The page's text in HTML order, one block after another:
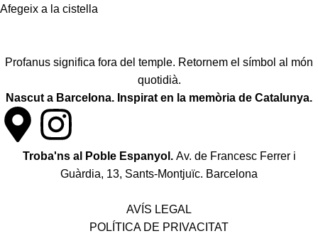
Afegeix a la cistella
Profanus significa fora del temple. Retornem el símbol al món
quotidià.
Nascut a Barcelona. Inspirat en la memòria de Catalunya.
Troba'ns al Poble Espanyol. Av. de Francesc Ferrer i
Guàrdia, 13, Sants-Montjuïc. Barcelona
AVÍS LEGAL
POLÍTICA DE PRIVACITAT